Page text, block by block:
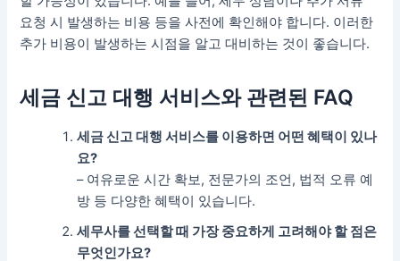
요청 시 발생하는 비용 등을 사전에 확인해야 합니다. 이러한
추가 비용이 발생하는 시점을 알고 대비하는 것이 좋습니다.
세금 신고 대행 서비스와 관련된 FAQ
세금 신고 대행 서비스를 이용하면 어떤 혜택이 있나
요?
– 여유로운 시간 확보, 전문가의 조언, 법적 오류 예
방 등 다양한 혜택이 있습니다.
세무사를 선택할 때 가장 중요하게 고려해야 할 점은
무엇인가요?